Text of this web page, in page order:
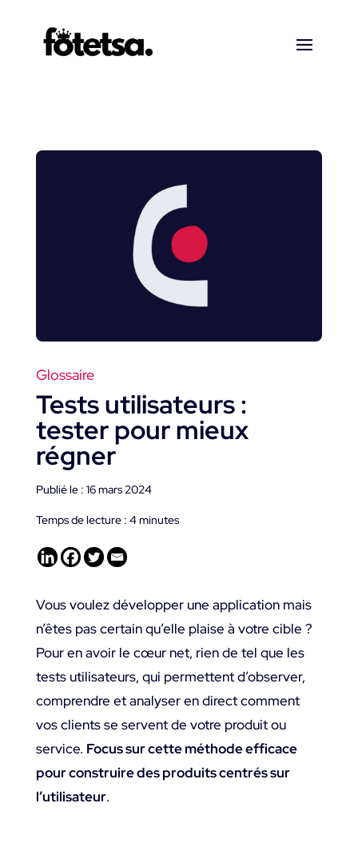
Glossaire
Tests utilisateurs :
tester pour mieux
régner
Publié le : 16 mars 2024
Temps de lecture : 4minutes
Vous voulez développer une application mais
n’êtes pas certain qu’elle plaise à votre cible ?
Pour en avoir le cœur net, rien de tel que les
tests utilisateurs, qui permettent d’observer,
comprendre et analyser en direct comment
vos clients se servent de votre produit ou
service. Focus sur cette méthode efficace
pour construire des produits centrés sur
l’utilisateur.